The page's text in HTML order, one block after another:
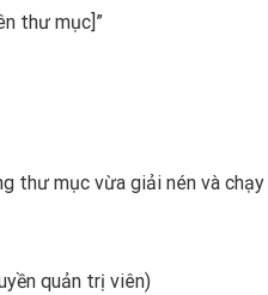
thư mục]”
thư mục vừa giải nén và
quản trị viên)